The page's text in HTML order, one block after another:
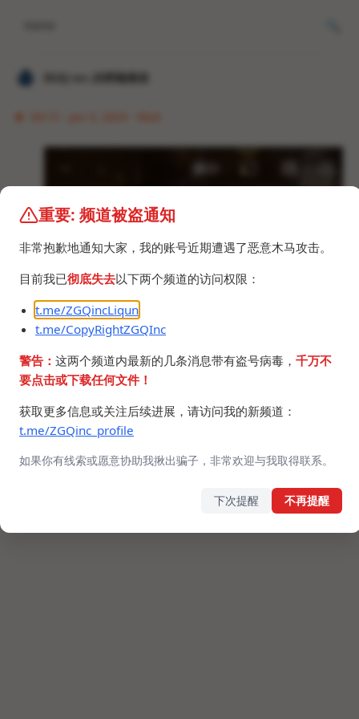
𝐙𝐆𝐐 ɪɴᴄ.的唠嗑频道
《星空卷轴5》
AWd257w
重要: 频道被盗通知
非常抱歉地通知大家，我的账号近期遭遇了恶意木马攻击。
目前我已彻底失去以下两个频道的访问权限：
t.me/ZGQincLiqun
t.me/CopyRightZGQInc
警告： 这两个频道内最新的几条消息带有盗号病毒， 千万不
要点击或下载任何文件！
获取更多信息或关注后续进展，请访问我的新频道：
t.me/ZGQinc_profile
如果你有线索或愿意协助我揪出骗子，非常欢迎与我取得联系。
下次提醒 不再提醒